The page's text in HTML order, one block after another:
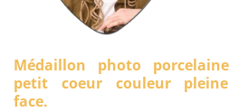
Médaillon photo porcelaine
petit coeur couleur pleine
face.